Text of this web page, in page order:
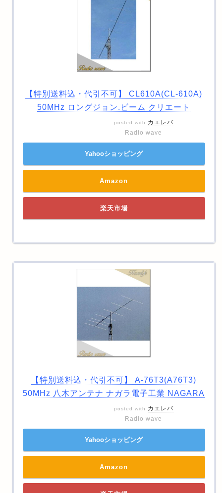
【特別送料込・代引不可】 CL610A(CL-610A)
50MHz ロングジョン.ビーム クリエート
posted with
カエレバ
Radio wave
Yahooショッピング
Amazon
楽天市場
【特別送料込・代引不可】 A-76T3(A76T3)
50MHz 八木アンテナ ナガラ電子工業 NAGARA
posted with
カエレバ
Radio wave
Yahooショッピング
Amazon